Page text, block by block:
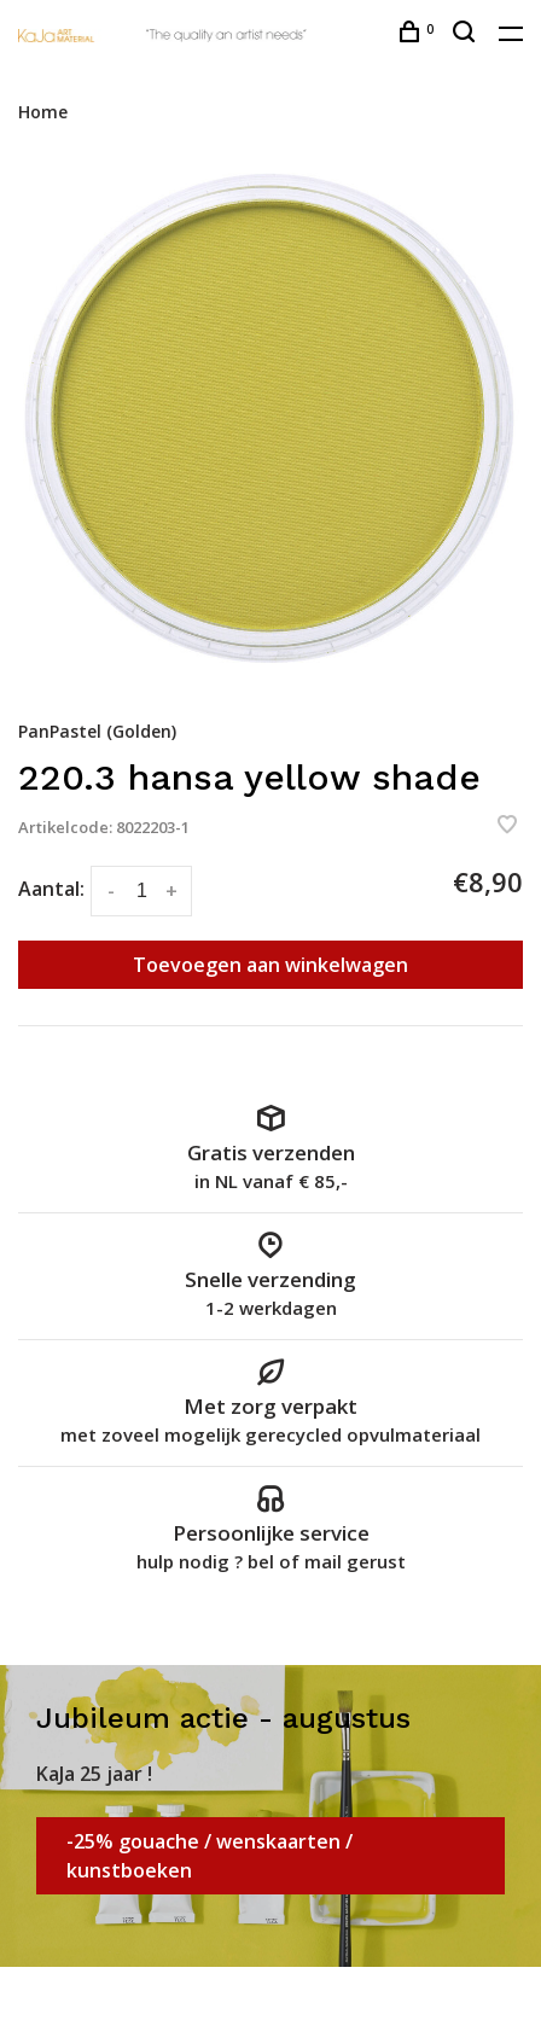
0
Home
PanPastel (Golden)
220.3 hansa yellow shade
Artikelcode: 8022203-1
Aantal: +
- €8,90
Toevoegen aan winkelwagen
Gratis verzenden
in NL vanaf € 85,-
Snelle verzending
1-2 werkdagen
Met zorg verpakt
met zoveel mogelijk gerecycled opvulmateriaal
Persoonlijke service
hulp nodig ? bel of mail gerust
Jubileum actie - augustus
KaJa 25 jaar !
-25% gouache / wenskaarten /
kunstboeken